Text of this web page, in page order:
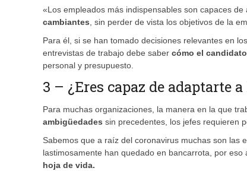
«Los empleados más indispensables son capaces
cambiantes, sin perder de vista los objetivos de la
Para él, si se han tomado decisiones relevantes en
entrevistas de trabajo debe saber cómo el
personal y presupuesto.
3 – ¿Eres capaz de adaptarte
Para muchas organizaciones, la manera en la que
ambigüedades sin precedentes, los jefes requieren
Sabemos que a raíz del coronavirus muchas son las
lastimosamente han quedado en bancarrota, por
hoja de vida.